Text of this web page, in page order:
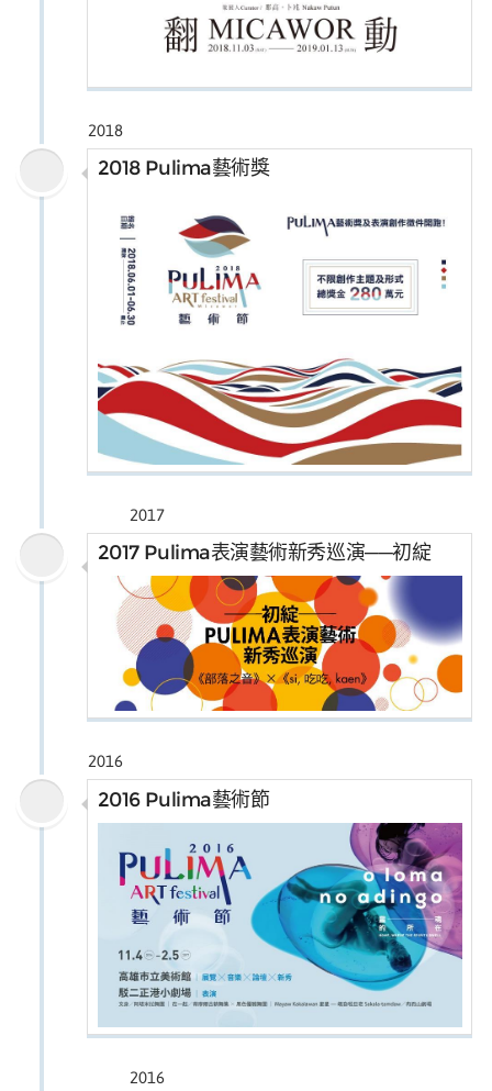
2018 Pulima藝術獎
2018
2017 Pulima表演藝術新秀巡演──初綻
2017
2016 Pulima藝術節
2016
2016